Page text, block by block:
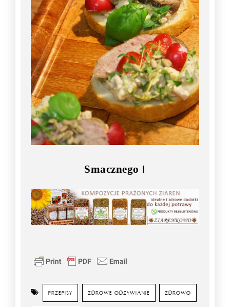
Smacznego !
PRZEPISY ZDROWE ODŻYWIANIE ZDROWO